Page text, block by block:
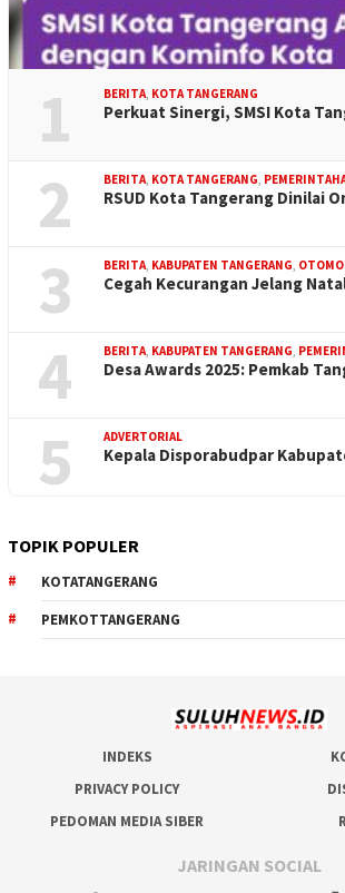
1 BERITA, KOTA TANGERANG
Perkuat Sinergi, SMSI Kota
2 BERITA, KOTA TANGERANG,
RSUD Kota Tangerang Dinilai
3 BERITA, KABUPATEN TANGERANG,
Cegah Kecurangan Jelang
4 BERITA, KABUPATEN TANGERANG,
Desa Awards 2025: Pemkab
5 ADVERTORIAL
Kepala Disporabudpar
TOPIK POPULER
KOTATANGERANG
PEMKOTTANGERANG
INDEKS
PRIVACY POLICY
PEDOMAN MEDIA SIBER
JARINGAN SOCIAL